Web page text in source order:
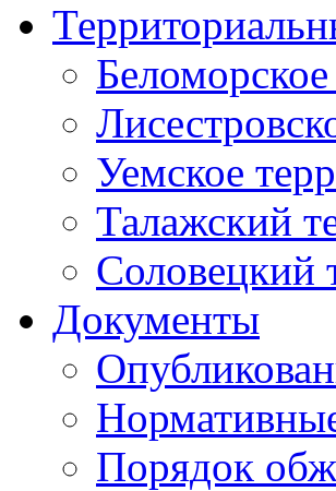
Уемское
Талажский
Соловецкий
Документы
Порядок